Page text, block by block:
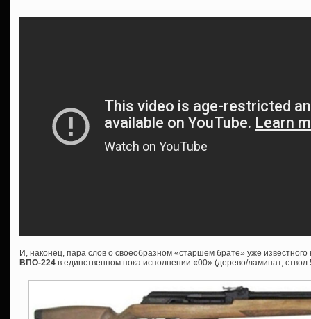
И, наконец, пара слов о своеобразном «старшем брате» уже
ВПО-224 в единственном пока исполнении «00» (дерево/ламинат,